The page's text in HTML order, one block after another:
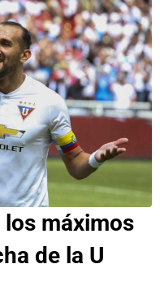
máximos
de la U